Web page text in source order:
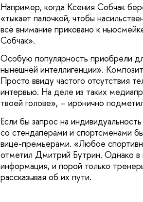
Например, когда Ксения Собчак
«тыкает палочкой, чтобы
всё внимание приковано к
Собчак».
Особую популярность приобрели
нынешней интеллигенции».
Просто ввиду частого отсутствия
интервью. На деле из таких
твоей голове», – иронично
Если бы запрос на
со стендаперами и спортсменами
вице-премьерами. «Любое
отметил Дмитрий Бутрин. Однако в
информация, и порой только
рассказывая об их пути.